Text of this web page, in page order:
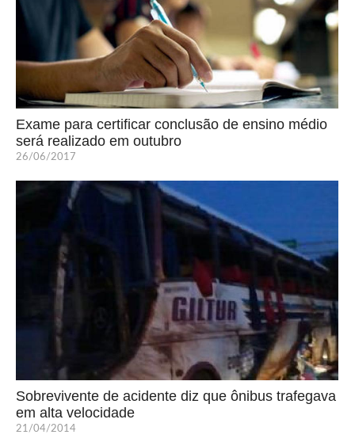
Exame para certificar conclusão de ensino médio
será realizado em outubro
26/06/2017
Sobrevivente de acidente diz que ônibus trafegava
em alta velocidade
21/04/2014